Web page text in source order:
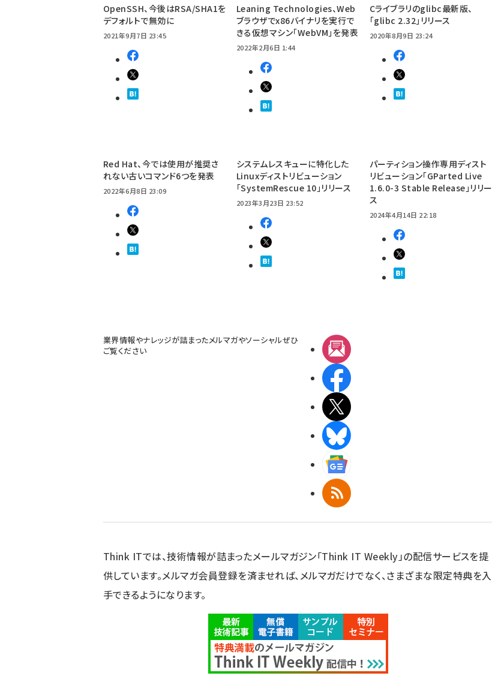
OpenSSH、今後はRSA/SHA1を
デフォルトで無効に
2021年9月7日 23:45
Leaning Technologies、Web
ブラウザでx86バイナリを実行で
きる仮想マシン「WebVM」を発表
2022年2月6日 1:44
Cライブラリのglibc最新版、
「glibc 2.32」リリース
2020年8月9日 23:24
Red Hat、今では使用が推奨さ
れない古いコマンド6つを発表
2022年6月8日 23:09
システムレスキューに特化した
Linuxディストリビューション
「SystemRescue 10」リリース
2023年3月23日 23:52
パーティション操作専用ディスト
リビューション「GParted Live
1.6.0-3 Stable Release」リリー
ス
2024年4月14日 22:18
業界情報やナレッジが詰まったメルマガやソーシャルぜひ
ご覧ください
RSS
Think ITでは、技術情報が詰まったメールマガジン「Think IT Weekly」の配信サービスを提
供しています。メルマガ会員登録を済ませれば、メルマガだけでなく、さまざまな限定特典を入
手できるようになります。